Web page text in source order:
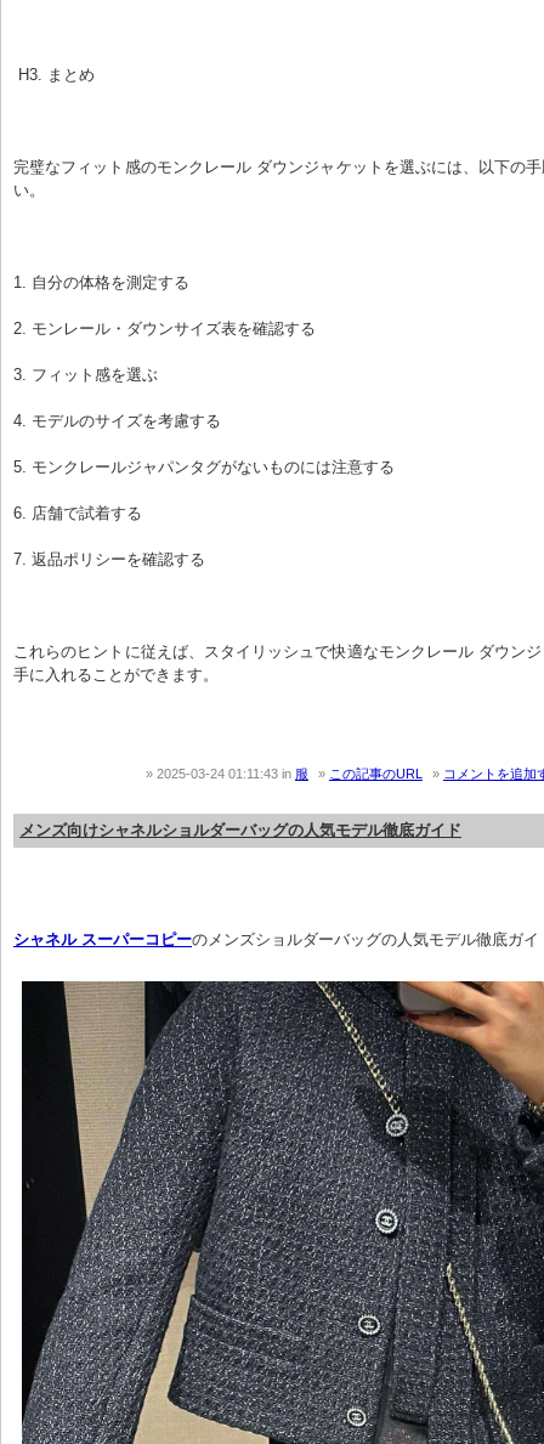
H3. まとめ
完璧なフィット感のモンクレール ダウンジャケットを選ぶには、以下の
い。
1. 自分の体格を測定する
2. モンレール・ダウンサイズ表を確認する
3. フィット感を選ぶ
4. モデルのサイズを考慮する
5. モンクレールジャパンタグがないものには注意する
6. 店舗で試着する
7. 返品ポリシーを確認する
これらのヒントに従えば、スタイリッシュで快適なモンクレール ダウン
手に入れることができます。
2025-03-24 01:11:43 in 服 この記事のURL コメントを追加
メンズ向けシャネルショルダーバッグの人気モデル徹底ガイド
シャネル スーパーコピーのメンズショルダーバッグの人気モデル徹底ガイ